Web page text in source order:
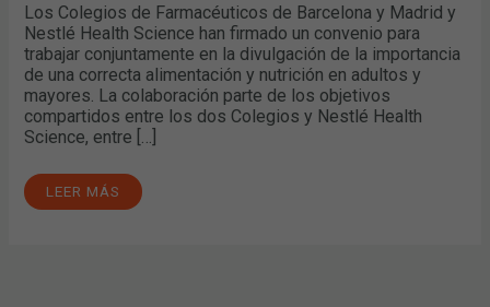
Los Colegios de Farmacéuticos de Barcelona y Madrid y
Nestlé Health Science han firmado un convenio para
trabajar conjuntamente en la divulgación de la importancia
de una correcta alimentación y nutrición en adultos y
mayores. La colaboración parte de los objetivos
compartidos entre los dos Colegios y Nestlé Health
Science, entre […]
LEER MÁS